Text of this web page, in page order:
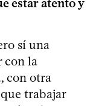
estar atento y
sí una
con la
con otra
trabajar